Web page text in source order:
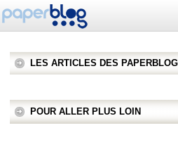
LES ARTICLES DES
POUR ALLER PLUS LOIN